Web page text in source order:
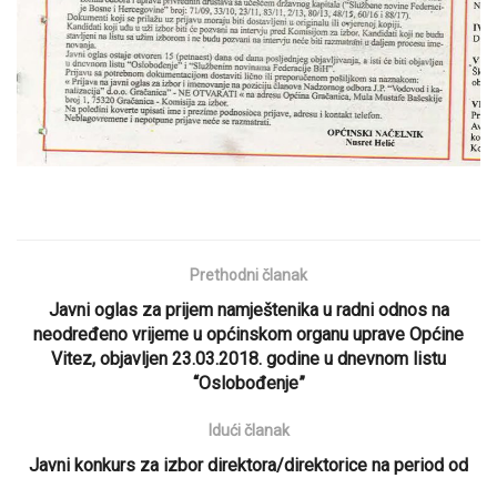
Prethodni članak
Javni oglas za prijem namještenika u radni odnos na
neodređeno vrijeme u općinskom organu uprave Općine
Vitez, objavljen 23.03.2018. godine u dnevnom listu
“Oslobođenje”
Idući članak
Javni konkurs za izbor direktora/direktorice na period od